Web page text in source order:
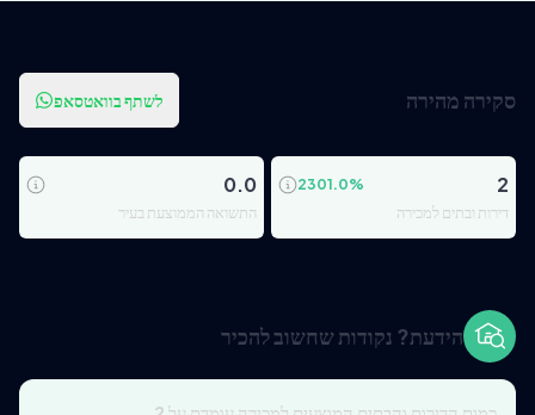
סקירה מהירה לשתף בוואטסאפ
2
2301.0%
דירות ובתים למכירה
0.0
התשואה הממוצעת בעיר
הידעת? נקודות שחשוב להכיר